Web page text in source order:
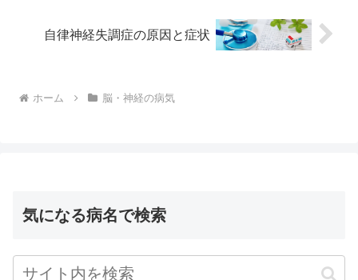
自律神経失調症の原因と症状
ホーム 脳・神経の病気
気になる病名で検索